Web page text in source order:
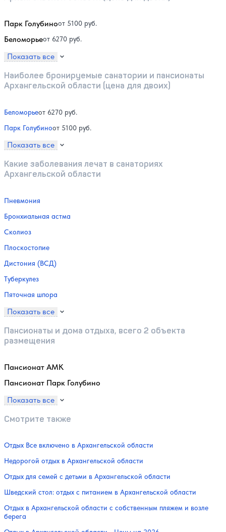
Парк Голубиноот 5100 руб.
Беломорьеот 6270 руб.
Показать все
Наиболее бронируемые санатории и пансионаты
Архангельской области (цена для двоих)
Беломорьеот 6270 руб.
Парк Голубиноот 5100 руб.
Показать все
Какие заболевания лечат в санаториях
Архангельской области
Пневмония
Бронхиальная астма
Сколиоз
Плоскостопие
Дистония (ВСД)
Туберкулез
Пяточная шпора
Показать все
Пансионаты и дома отдыха, всего 2 объекта
размещения
Пансионат АМК
Пансионат Парк Голубино
Показать все
Смотрите также
Отдых Все включено в Архангельской области
Недорогой отдых в Архангельской области
Отдых для семей с детьми в Архангельской области
Шведский стол: отдых с питанием в Архангельской области
Отдых в Архангельской области с собственным пляжем и возле
берега